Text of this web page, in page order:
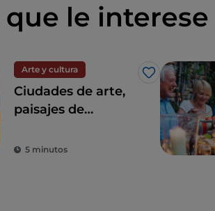
que le interese
Arte y cultura
Me gusta
Ciudades de arte,
paisajes de
comida: Toscana es
5 minutos